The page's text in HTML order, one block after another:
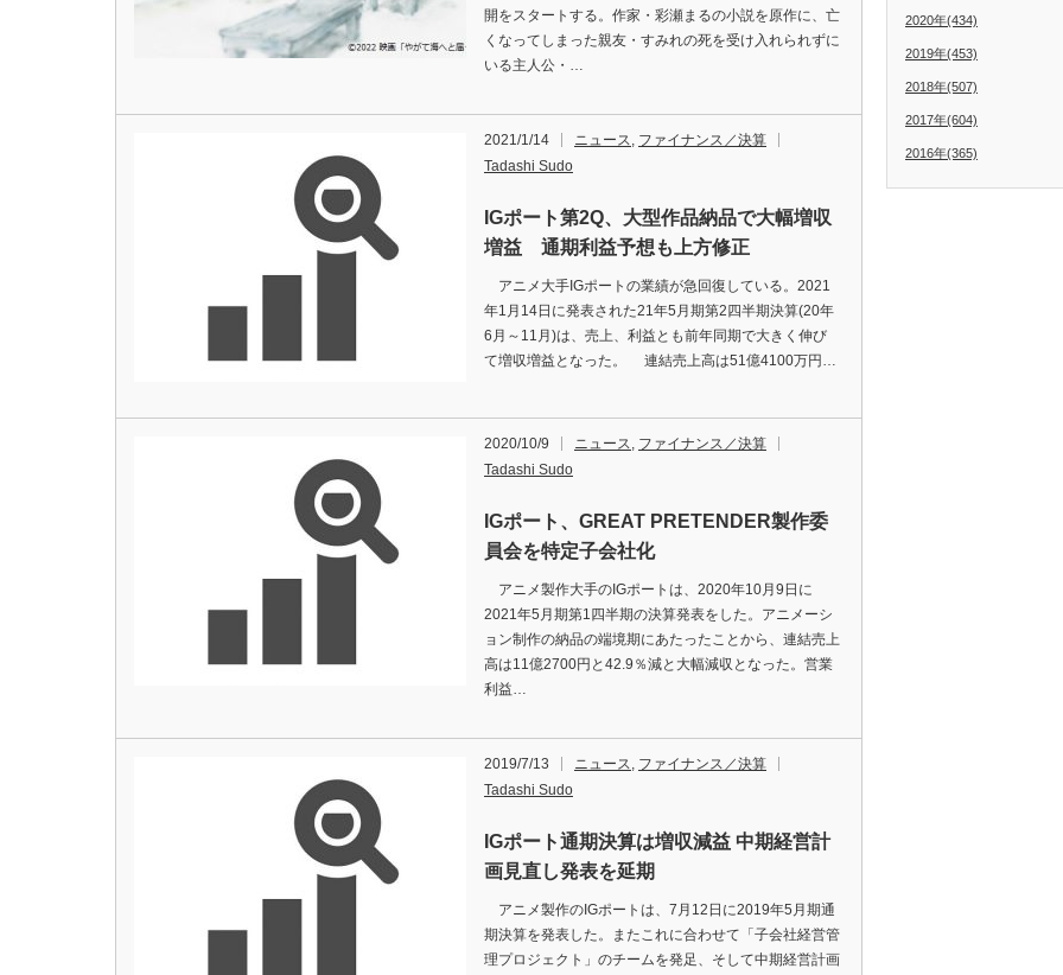
開をスタートする。作家・彩瀬まるの小説を原作に、亡
くなってしまった親友・すみれの死を受け入れられずに
いる主人公・…
2021/1/14 ニュース, ファイナンス／決算
Tadashi Sudo
IGポート第2Q、大型作品納品で大幅増収
増益 通期利益予想も上方修正
アニメ大手IGポートの業績が急回復している。2021
年1月14日に発表された21年5月期第2四半期決算(20年
6月～11月)は、売上、利益とも前年同期で大きく伸び
て増収増益となった。 連結売上高は51億4100万円…
2020/10/9 ニュース, ファイナンス／決算
Tadashi Sudo
IGポート、GREAT PRETENDER製作委
員会を特定子会社化
アニメ製作大手のIGポートは、2020年10月9日に
2021年5月期第1四半期の決算発表をした。アニメーシ
ョン制作の納品の端境期にあたったことから、連結売上
高は11億2700円と42.9％減と大幅減収となった。営業
利益…
2019/7/13 ニュース, ファイナンス／決算
Tadashi Sudo
IGポート通期決算は増収減益 中期経営計
画見直し発表を延期
アニメ製作のIGポートは、7月12日に2019年5月期通
期決算を発表した。またこれに合わせて「子会社経営管
理プロジェクト」のチームを発足、そして中期経営計画
2020年(434)
2019年(453)
2018年(507)
2017年(604)
2016年(365)